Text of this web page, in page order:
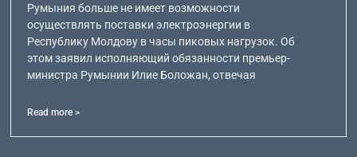
Румыния больше не имеет возможности
осуществлять поставки электроэнергии в
Республику Молдову в часы пиковых нагрузок. Об
этом заявил исполняющий обязанности премьер-
министра Румынии Илие Боложан, отвечая
Read more >